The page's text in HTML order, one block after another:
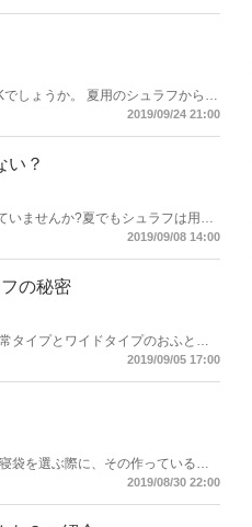
シュラフから、
2019/09/24 21:00
い？
ませんか?夏でもシュラフは用意
2019/09/08 14:00
の秘密
タイプとワイドタイプのおふとん
2019/09/05 17:00
袋を選ぶ際に、その作っている会
な現役大学生です。 いつもアウト
2019/08/30 22:00